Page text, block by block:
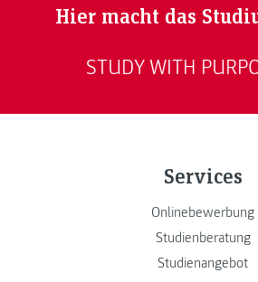
Hier macht das
STUDY WITH
Services
Onlinebewerbung
Studienberatung
Studienangebot